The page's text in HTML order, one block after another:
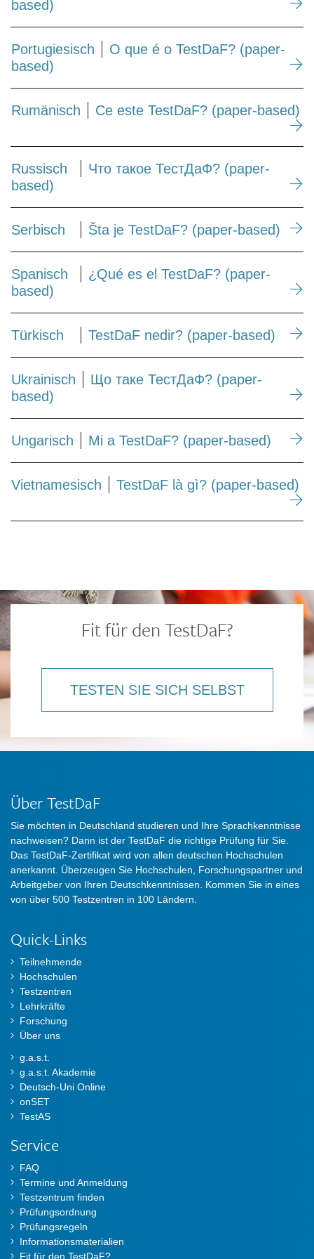
based)
Portugiesisch
O que é o TestDaF? (paper-
based)
Rumänisch Ce este TestDaF? (paper-based)
Russisch
Что такое ТестДаФ? (paper-
based)
Serbisch Šta je TestDaF? (paper-based)
Spanisch
¿Qué es el TestDaF? (paper-
based)
Türkisch TestDaF nedir? (paper-based)
Ukrainisch
Що таке ТестДаФ? (paper-
based)
Ungarisch Mi a TestDaF? (paper-based)
Vietnamesisch TestDaF là gì? (paper-based)
Fit für den TestDaF?
TESTEN SIE SICH SELBST
Über TestDaF
Sie möchten in Deutschland studieren und Ihre Sprachkenntnisse
nachweisen? Dann ist der TestDaF die richtige Prüfung für Sie.
Das TestDaF-Zertifikat wird von allen deutschen Hochschulen
anerkannt. Überzeugen Sie Hochschulen, Forschungspartner und
Arbeitgeber von Ihren Deutschkenntnissen. Kommen Sie in eines
von über 500 Testzentren in 100 Ländern.
Quick-Links
Teilnehmende
Hochschulen
Testzentren
Lehrkräfte
Forschung
Über uns
g.a.s.t.
g.a.s.t. Akademie
Deutsch-Uni Online
onSET
TestAS
Service
FAQ
Termine und Anmeldung
Testzentrum finden
Prüfungsordnung
Prüfungsregeln
Informationsmaterialien
Fit für den TestDaF?